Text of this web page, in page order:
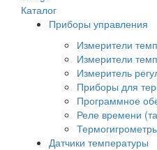
Каталог
Приборы управления
Измерители
Измерители
Измеритель
Приборы для
Программное
Реле времени
Датчики температуры